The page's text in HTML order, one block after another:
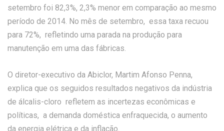
setembro foi 82,3%, 2,3% menor em comparação ao mesmo
período de 2014. No mês de setembro, essa taxa recuou
para 72%, refletindo uma parada na produção para
manutenção em uma das fábricas.
O diretor-executivo da Abiclor, Martim Afonso Penna,
explica que os seguidos resultados negativos da indústria
de álcalis-cloro refletem as incertezas econômicas e
políticas, a demanda doméstica enfraquecida, o aumento
da energia elétrica e da inflação.